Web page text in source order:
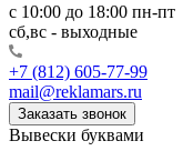
с 10:00 до 18:00 пн-пт
сб,вс - выходные
+7 (812) 605-77-99
mail@reklamars.ru
Заказать звонок
Вывески буквами